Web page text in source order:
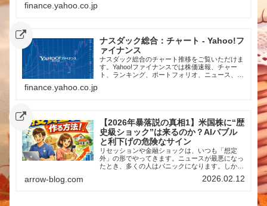
finance.yahoo.co.jp
ナスダック総合：チャート - Yahoo!フ
ァイナンス
ナスダック総合のチャート推移をご覧いただけま
す。Yahoo!ファイナンスでは株価速報、チャー
ト、ランキング、ポートフォリオ、ニュース、掲
finance.yahoo.co.jp
【2026年暴落説の真相1】米国株に“歴
史級ショック”は来るのか？AIバブル
と利下げの危険なサイン
リセッションや金融ショックは、いつも「想定
外」の形でやってきます。ニュースが最悪になっ
たとき、多くの人はパニックになります。しか
経験から言えるのは、暴落時に慌てないためには
arrow-blog.com 2026.02.12